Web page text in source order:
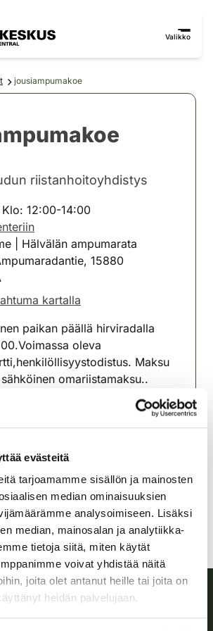
evästeitä
tarjoamamme sisällön ja mainosten
median ominaisuuksien
analysoimiseen. Lisäksi
median, mainosalan ja analytiikka-
tietoja siitä, miten käytät
voivat yhdistää näitä
joita olet antanut heille tai joita on
heidän palvelujaan.
Valikko
jousiampumakoe
riistanhoitoyhdistys
12:00-14:00
| Hälvälän ampumarata
15880
kartalla
välilehteen)
paikan päällä hirviradalla
oleva
Maksu
omariistamaksu..
seudun riistanhoitoyhdistys